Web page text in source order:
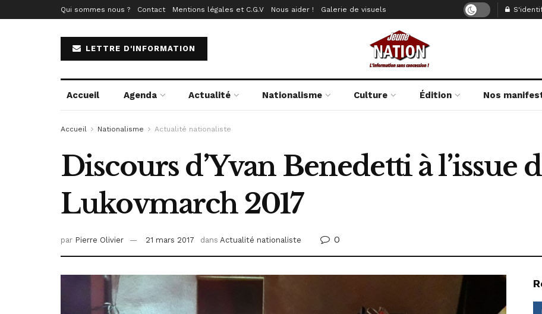
Qui sommes nous ? Contact Mentions légales et C.G.V Nous aider ! Galerie de visuels
LETTRE D'INFORMATION
Accueil Agenda Actualité Nationalisme Culture Édition Nos
Accueil Nationalisme Actualité nationaliste
Discours d’Yvan Benedetti à l’issue
Lukovmarch 2017
par Pierre Olivier 21 mars 2017 dans Actualité nationaliste 0